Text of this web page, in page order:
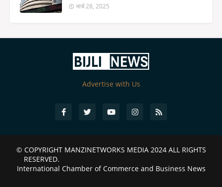
मार्च 28, 2025
Advertise with Us
© COPYRIGHT MANZINETWORKS MEDIA 2024ALL RIGHTS
RESERVED.
International Chamber of Commerce and Business News